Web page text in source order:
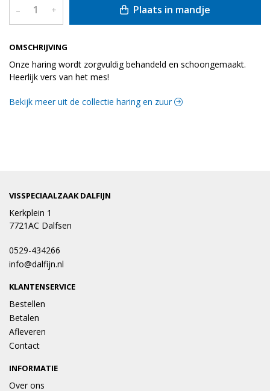
OMSCHRIJVING
Onze haring wordt zorgvuldig behandeld en schoongemaakt.
Heerlijk vers van het mes!
– + Plaats in mandje
Bekijk meer uit de collectie haring en zuur
VISSPECIAALZAAK DALFIJN
Kerkplein 1
7721AC Dalfsen
0529-434266
info@dalfijn.nl
KLANTENSERVICE
Bestellen
Betalen
Afleveren
Contact
INFORMATIE
Over ons